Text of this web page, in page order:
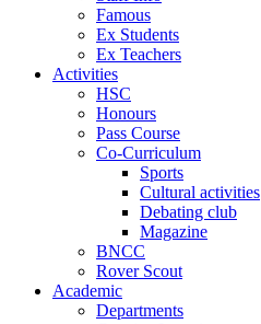
Famous
Ex Students
Ex Teachers
Activities
HSC
Honours
Pass Course
Co-Curriculum
Sports
Cultural activities
Debating club
Magazine
BNCC
Rover Scout
Academic
Departments